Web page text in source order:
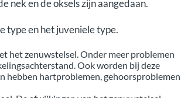
nek en de oksels zijn aangedaan.
type en het juveniele type.
het zenuwstelsel. Onder meer problemen
Ook worden bij deze
hebben hartproblemen, gehoorsproblemen